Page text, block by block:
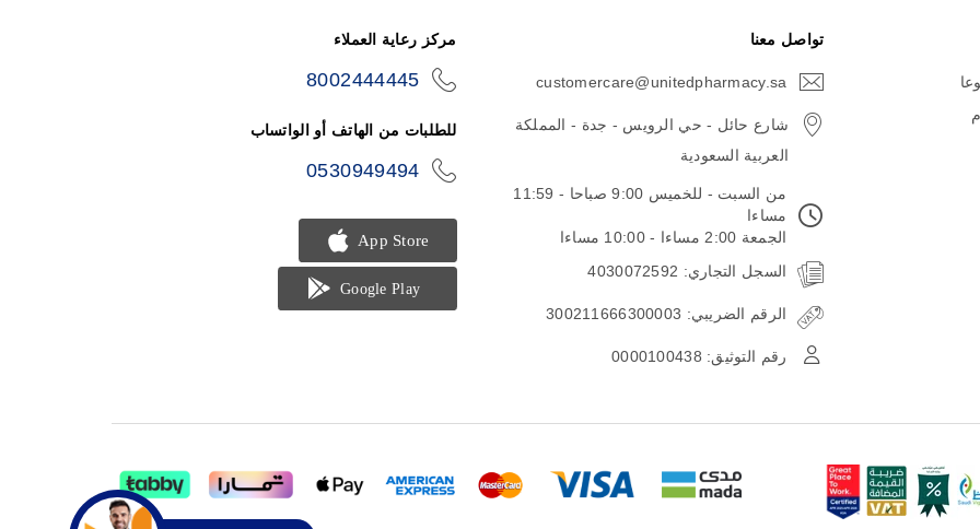
تواصل معنا
customercare@unitedpharmacy.sa
شارع حائل - حي الرويس - جدة - المملكة
العربية السعودية
من السبت - للخميس 9:00 صباحا - 11:59
مساءا
الجمعة 2:00 مساءا - 10:00 مساءا
السجل التجاري: 4030072592
الرقم الضريبي: 300211666300003
رقم التوثيق: 0000100438
مركز رعاية العملاء
8002444445
للطلبات من الهاتف أو الواتساب
0530949494